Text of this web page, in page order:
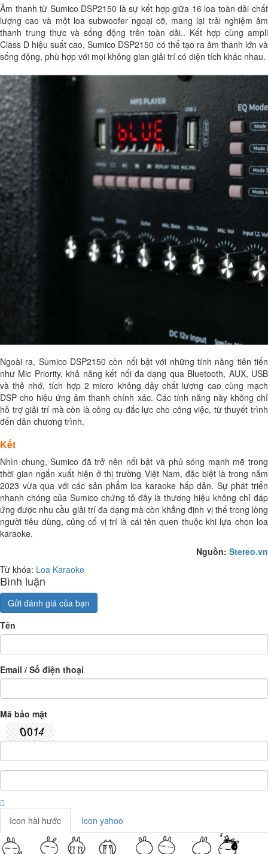
Âm thanh từ Sumico DSP2150 là sự kết hợp giữa 16 loa toàn dải chất
lượng cao và một loa subwoofer ngoại cỡ, mang lại trải nghiệm âm
thanh trung thực và sống động trên toàn dải.. Kết hợp cùng ampli
Class D hiệu suất cao, Sumico DSP2150 có thể tạo ra âm thanh lớn và
sống động, phù hợp với mọi không gian giải trí có diện tích khác nhau.
Ngoài ra, Sumico DSP2150 còn nổi bật với những tính năng tiên tiến
như Mic Priority, khả năng kết nối đa dạng qua Bluetooth, AUX, USB
và thẻ nhớ, tích hợp 2 micro không dây chất lượng cao cùng mạch
DSP cho hiệu ứng âm thanh chính xác. Các tính năng này không chỉ
hỗ trợ giải trí mà còn là công cụ đắc lực cho công việc, từ thuyết trình
đến dẫn chương trình.
Kết
Nhìn chung, Sumico đã trở nên nổi bật và phủ sóng mạnh mẽ trong
thời gian ngắn xuất hiện ở thị trường Việt Nam, đặc biệt là trong năm
2023 vừa qua với các sản phẩm loa karaoke hấp dẫn. Sự phát triển
nhanh chóng của Sumico chứng tỏ đây là thương hiệu không chỉ đáp
ứng được nhu cầu giải trí đa dạng mà còn khẳng định vị thế trong lòng
người tiêu dùng, củng cố vị trí là cái tên quen thuộc khi lựa chọn loa
karaoke.
Nguồn: Stereo.vn
Từ khóa: Loa Karaoke
Bình luận
Gửi đánh giá của bạn
Tên
Email / Số điện thoại
Mã bảo mật
Icon hài hước Icon yahoo